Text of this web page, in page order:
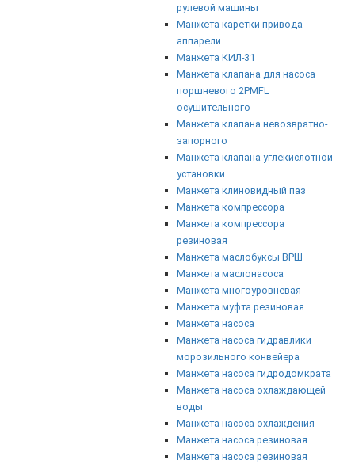
рулевой машины
Манжета каретки привода
аппарели
Манжета КИЛ-31
Манжета клапана для насоса
поршневого 2PMFL
осушительного
Манжета клапана невозвратно-
запорного
Манжета клапана углекислотной
установки
Манжета клиновидный паз
Манжета компрессора
Манжета компрессора
резиновая
Манжета маслобуксы ВРШ
Манжета маслонасоса
Манжета многоуровневая
Манжета муфта резиновая
Манжета насоса
Манжета насоса гидравлики
морозильного конвейера
Манжета насоса гидродомкрата
Манжета насоса охлаждающей
воды
Манжета насоса охлаждения
Манжета насоса резиновая
Манжета насоса резиновая